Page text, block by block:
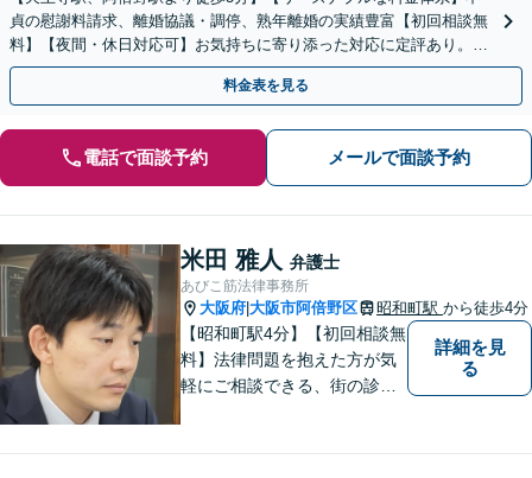
貞の慰謝料請求、離婚協議・調停、熟年離婚の実績豊富【初回相談無
料】【夜間・休日対応可】お気持ちに寄り添った対応に定評あり。お
気軽にご相談ください。
料金表を見る
電話で面談予約 メールで面談予約
米田 雅人 弁護士
あびこ筋法律事務所
大阪府 大阪市阿倍野区 昭和町駅 から徒歩4分
【昭和町駅4分】【初回相談無
料】法律問題を抱えた方が気
軽にご相談できる、街の診療
詳細を見
る